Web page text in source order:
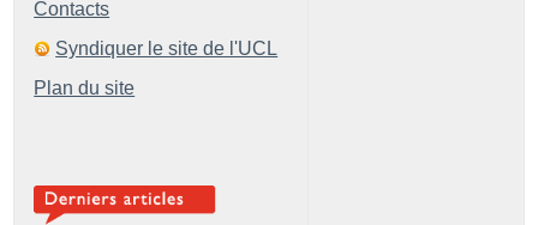
Contacts
Syndiquer le site de l'UCL
Plan du site